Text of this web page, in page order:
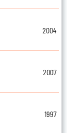
2004
2007
1997